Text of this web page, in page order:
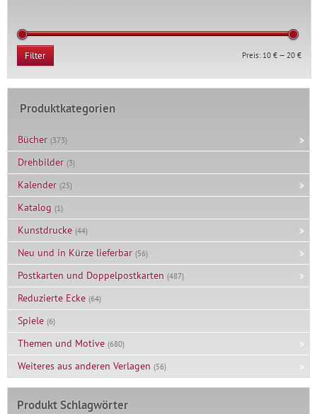
Min.
Max.
Filter Preis: 10 € — 20 €
Produktkategorien
Bücher (373)
Drehbilder (3)
Kalender (25)
Katalog (1)
Kunstdrucke (44)
Neu und in Kürze lieferbar (56)
Postkarten und Doppelpostkarten (487)
Reduzierte Ecke (64)
Spiele (6)
Themen und Motive (680)
Weiteres aus anderen Verlagen (56)
Produkt Schlagwörter